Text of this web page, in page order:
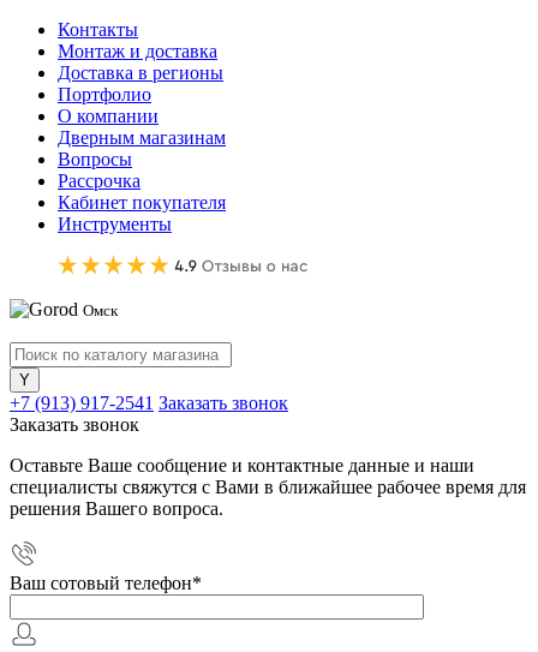
Контакты
Монтаж и доставка
Доставка в регионы
Портфолио
О компании
Дверным магазинам
Вопросы
Рассрочка
Кабинет покупателя
Инструменты
Омск
+7 (913) 917-2541 Заказать звонок
Заказать звонок
Оставьте Ваше сообщение и контактные данные и наши
специалисты свяжутся с Вами в ближайшее рабочее время для
решения Вашего вопроса.
Ваш сотовый телефон*